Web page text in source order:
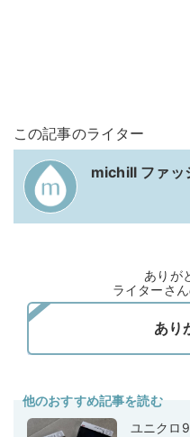
この記事のライター
michill ファッ
ありが
ライターさ
他のおすすめ記事を読む
ユニクロ